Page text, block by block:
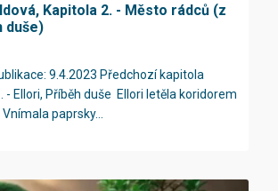
Kapitola 2. - Město rádců (z
duše)
9.4.2023 Předchozí kapitola
- Ellori, Příběh duše Ellori letěla koridorem
paprsky...